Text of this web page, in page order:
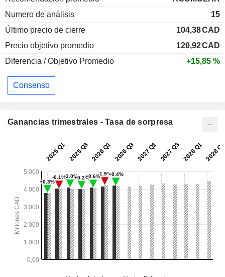
Numero de análisis
15
Último precio de cierre
104,38CAD
Precio objetivo promedio
120,92CAD
Diferencia / Objetivo Promedio
+15,85 %
Consenso
Ganancias trimestrales - Tasa de sorpresa